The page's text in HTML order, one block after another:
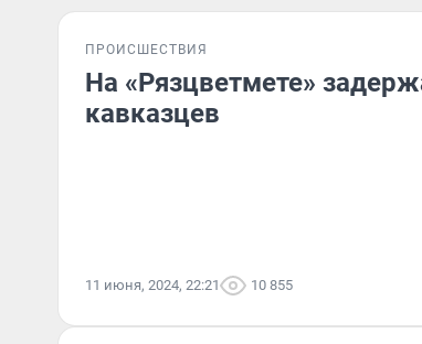
ПРОИСШЕСТВИЯ
На «Рязцветмете»
кавказцев
11 июня, 2024, 22:21 10 855